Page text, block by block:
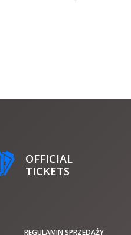
OFFICIAL
TICKETS
REGULAMIN SPRZEDAŻY